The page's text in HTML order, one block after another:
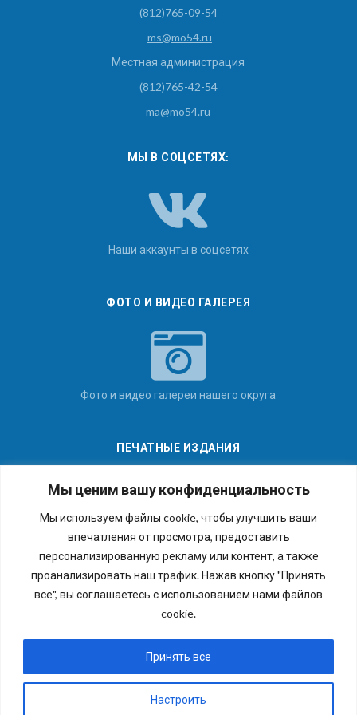
Мы ценим вашу конфиденциальность
Мы используем файлы cookie, чтобы улучшить ваши
впечатления от просмотра, предоставить
персонализированную рекламу или контент, а также
проанализировать наш трафик. Нажав кнопку "Принять
все", вы соглашаетесь с использованием нами файлов
cookie.
Настроить
Принять все
(812)765-09-54
ms@mo54.ru
Местная администрация
(812)765-42-54
ma@mo54.ru
МЫ В СОЦСЕТЯХ:
Наши аккаунты в соцсетях
ФОТО И ВИДЕО ГАЛЕРЕЯ
Фото и видео галереи нашего округа
ПЕЧАТНЫЕ ИЗДАНИЯ
Последние номера наших газет
Copyright © 2026 Внутригородское муниципальное
образование города федерального значения Санкт-
Петербурга муниципальный округ №54. Все права
защищены.